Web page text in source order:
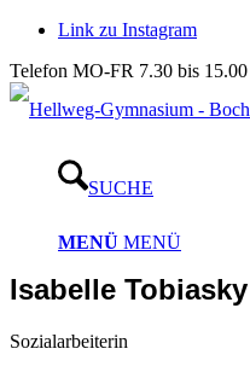
Link zu Instagram
Telefon MO-FR 7.30 bis
SUCHE
MENÜ MENÜ
Isabelle Tobiasky
Sozialarbeiterin